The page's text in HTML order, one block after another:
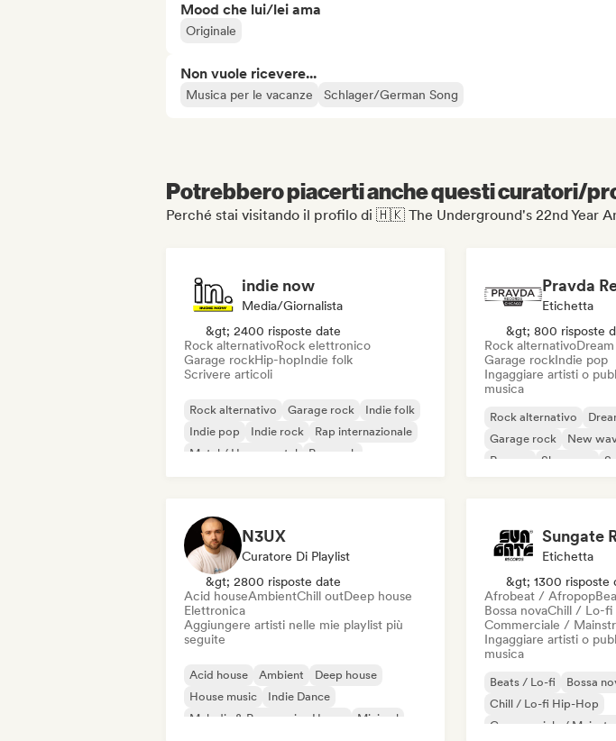
Mood che lui/lei ama
Originale
Non vuole ricevere...
Musica per le vacanze Schlager/German Song
Potrebbero piacerti anche questi curatori/
Perché stai visitando il profilo di 🇭🇰 The Underground's 22nd Year
indie now
Media/Giornalista
&gt; 2400 risposte date
Rock alternativoRock elettronico
Garage rockHip-hopIndie folk
Scrivere articoli
Rock alternativo Garage rock
Indie folk
Indie pop
Indie rock
Rap internazionale
Metal / Heavy metal
Pop rock
Pravda
Etichetta
&gt; 800 risposte
Rock alternativo
Garage rockIndie pop
Ingaggiare artisti o
musica
Rock alternativo
Garage rock
New
Reggae
Shoegaze
N3UX
Curatore Di Playlist
&gt; 2800 risposte date
Acid houseAmbientChill outDeep house
Elettronica
Aggiungere artisti nelle mie playlist più
seguite
Acid house Ambient
Deep house
House music
Indie Dance
Melodic & Progressive House
Minimal
Sungate
Etichetta
&gt; 1300 risposte
Afrobeat / Afropop
Bossa novaChill / Lo-fi
Commerciale /
Ingaggiare artisti o
musica
Beats / Lo-fi
Bossa
Chill / Lo-fi Hip-Hop
Commerciale /